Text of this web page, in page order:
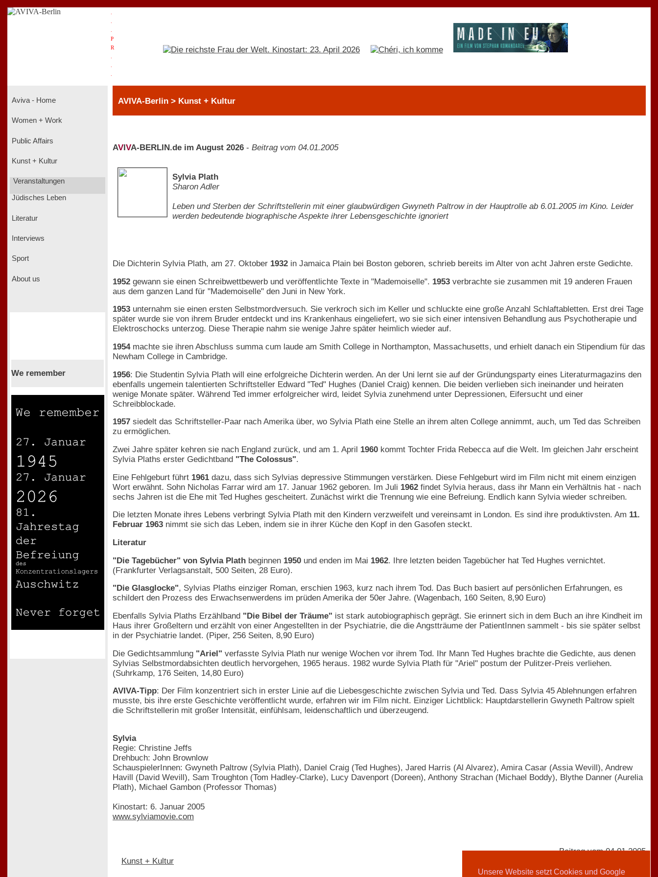
Unsere Website setzt Cookies und Google
P
R
Aviva - Home
Women + Work
Public Affairs
Kunst + Kultur
Veranstaltungen
Jüdisches Leben
Literatur
Interviews
Sport
About us
We remember
AVIVA-Berlin > Kunst + Kultur
AV VA-BERLIN.de im August 2026 - Beitrag vom 04.01.2005
Sylvia Plath
Sharon Adler
Leben und Sterben der Schriftstellerin mit einer glaubwürdigen Gwyneth Paltrow in der Hauptrolle ab 6.01.2005 im Kino. Leider
werden bedeutende biographische Aspekte ihrer Lebensgeschichte ignoriert
Die Dichterin Sylvia Plath, am 27. Oktober 1932 in Jamaica Plain bei Boston geboren, schrieb bereits im Alter von acht Jahren erste Gedichte.
1952 gewann sie einen Schreibwettbewerb und veröffentlichte Texte in "Mademoiselle". 1953 verbrachte sie zusammen mit 19 anderen Frauen
aus dem ganzen Land für "Mademoiselle" den Juni in New York.
1953 unternahm sie einen ersten Selbstmordversuch. Sie verkroch sich im Keller und schluckte eine große Anzahl Schlaftabletten. Erst drei Tage
später wurde sie von ihrem Bruder entdeckt und ins Krankenhaus eingeliefert, wo sie sich einer intensiven Behandlung aus Psychotherapie und
Elektroschocks unterzog. Diese Therapie nahm sie wenige Jahre später heimlich wieder auf.
1954machte sie ihren Abschluss summa cum laude am Smith College in Northampton, Massachusetts, und erhielt danach ein Stipendium für das
Newham College in Cambridge.
1956: Die Studentin Sylvia Plath will eine erfolgreiche Dichterin werden. An der Uni lernt sie auf der Gründungsparty eines Literaturmagazins den
ebenfalls ungemein talentierten Schriftsteller Edward "Ted" Hughes (Daniel Craig) kennen. Die beiden verlieben sich ineinander und heiraten
wenige Monate später. Während Ted immer erfolgreicher wird, leidet Sylvia zunehmend unter Depressionen, Eifersucht und einer
Schreibblockade.
1957 siedelt das Schriftsteller-Paar nach Amerika über, wo Sylvia Plath eine Stelle an ihrem alten College annimmt, auch, um Ted das Schreiben
zu ermöglichen.
Zwei Jahre später kehren sie nach England zurück, und am 1. April 1960 kommt Tochter Frida Rebecca auf die Welt. Im gleichen Jahr erscheint
Sylvia Plaths erster Gedichtband "The Colossus".
Eine Fehlgeburt führt 1961 dazu, dass sich Sylvias depressive Stimmungen verstärken. Diese Fehlgeburt wird im Film nicht mit einem einzigen
Wort erwähnt. Sohn Nicholas Farrar wird am 17. Januar 1962 geboren. Im Juli 1962 findet Sylvia heraus, dass ihr Mann ein Verhältnis hat - nach
sechs Jahren ist die Ehe mit Ted Hughes gescheitert. Zunächst wirkt die Trennung wie eine Befreiung. Endlich kann Sylvia wieder schreiben.
Die letzten Monate ihres Lebens verbringt Sylvia Plath mit den Kindern verzweifelt und vereinsamt in London. Es sind ihre produktivsten. Am 11.
Februar 1963 nimmt sie sich das Leben, indem sie in ihrer Küche den Kopf in den Gasofen steckt.
Literatur
"Die Tagebücher" von Sylvia Plath beginnen 1950 und enden im Mai 1962. Ihre letzten beiden Tagebücher hat Ted Hughes vernichtet.
(Frankfurter Verlagsanstalt, 500 Seiten, 28 Euro).
"Die Glasglocke", Sylvias Plaths einziger Roman, erschien 1963, kurz nach ihrem Tod. Das Buch basiert auf persönlichen Erfahrungen, es
schildert den Prozess des Erwachsenwerdens im prüden Amerika der 50er Jahre. (Wagenbach, 160 Seiten, 8,90 Euro)
Ebenfalls Sylvia Plaths Erzählband "Die Bibel der Träume" ist stark autobiographisch geprägt. Sie erinnert sich in dem Buch an ihre Kindheit im
Haus ihrer Großeltern und erzählt von einer Angestellten in der Psychiatrie, die die Angstträume der PatientInnen sammelt - bis sie später selbst
in der Psychiatrie landet. (Piper, 256 Seiten, 8,90 Euro)
Die Gedichtsammlung "Ariel" verfasste Sylvia Plath nur wenige Wochen vor ihrem Tod. Ihr Mann Ted Hughes brachte die Gedichte, aus denen
Sylvias Selbstmordabsichten deutlich hervorgehen, 1965 heraus. 1982 wurde Sylvia Plath für "Ariel" postum der Pulitzer-Preis verliehen.
(Suhrkamp, 176 Seiten, 14,80 Euro)
AVIVA-Tipp: Der Film konzentriert sich in erster Linie auf die Liebesgeschichte zwischen Sylvia und Ted. Dass Sylvia 45 Ablehnungen erfahren
musste, bis ihre erste Geschichte veröffentlicht wurde, erfahren wir im Film nicht. Einziger Lichtblick: Hauptdarstellerin Gwyneth Paltrow spielt
die Schriftstellerin mit großer Intensität, einfühlsam, leidenschaftlich und überzeugend.
Sylvia
Regie: Christine Jeffs
Drehbuch: John Brownlow
SchauspielerInnen: Gwyneth Paltrow (Sylvia Plath), Daniel Craig (Ted Hughes), Jared Harris (Al Alvarez), Amira Casar (Assia Wevill), Andrew
Havill (David Wevill), Sam Troughton (Tom Hadley-Clarke), Lucy Davenport (Doreen), Anthony Strachan (Michael Boddy), Blythe Danner (Aurelia
Plath), Michael Gambon (Professor Thomas)
Kinostart: 6. Januar 2005
www.sylviamovie.com
Kunst + Kultur
Beitrag vom 04.01.2005